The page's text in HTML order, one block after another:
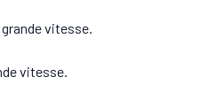
vitesse.
vitesse.